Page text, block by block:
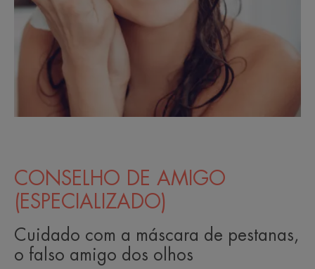
CONSELHO DE AMIGO
(ESPECIALIZADO)
Cuidado com a máscara de pestanas,
o falso amigo dos olhos